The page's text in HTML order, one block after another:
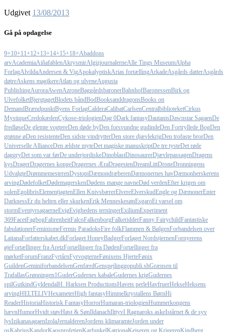
Udgivet 13/08/2013
Gå på opdagelse
9+10+11+12+13+14+15+18+Abaddons
arvAcademiaAiñafablenAkrysmirAlgizjournalerneAlle Tings MuseumAlpha
ForlagAlvildaAndersen & VigApokalyptiskArias fortællingArkadeAsgårds datterAsgårds
døtreAskens magikereAtlan og ulveneAugusta
PublishingAuroraAwenAzroneBaggårdsbaronerBahnhofBaronessenBirk og
UlvefolketBjergtagetBlodets båndBodBooksanddragonsBooks on
DemandBrændpunktByens ForlagCalderaCalibatCarlsenCentralbiblioteketCirkus
MystiqueCredokædenCykose-triologienDag 0Dark fantasyDautanisDawnstar SagaenDe
fredløseDe glemte vogtereDen døde byDen forsvundne gudindeDen Fortryllede BogDen
grønne øDen resistenteDen sidste vindrytterDen store djævlekrigDen trofaste brorDen
Universelle AllianceDen ældste myteDet magiske manuskriptDe tre tysteDet røde
daggryDet som var førDe underjordiskeDinoblastDinosaurerDjævlepassagenDragens
kysDragerDragernes kongeDragernes ÆraDragestenDreamLittDroneDronningens
UdvalgteDrømmemesterenDystopiDæmondræberenDæmonernes havDæmonherskerens
arvingDødefolketDødemagerskenDødens mange navneDød verdenEfter krigen om
solenEgolibrisElementjagtenEllen KnivsbærerElvereElverskudEngle og DæmonerEnter
DarknessEr du helten eller skurkenErik MenneskesønEsgaroEt varsel om
stormEventyrsagaerneEvigEvighedens terningerExiliumExperiment
369FacetFagbogFahrenheitFalcoFalkenborgFalkeridderFanny FairychildFantastiske
fabulationerFeminismeFermis ParadoksFire folkFlammen & BølgenForbandelsen over
LaitanaForfatterskabet.dkForlaget HoneyBadgerForlaget NordstjernenFornyerens
øjeFortællinger fra AretzFortællinger fra DødenFortællinger fra
mørketForumFranzFyrtårnFyrvogterneFønixens HjerteFønix
GuildenGeminiforbandelsenGenfærdGenspejlinggopubli.shGrænsen til
TrafallasGrønningen1GuderGudernes kabaleGudernes krigGudernes
spilGutkindGyldendalH. Harksen ProductionsHavets perleHavfruerHekseHeksens
arvingHELTELIVHexameterHigh fantasyHimmelkrystallens BørnHi
ReaderHistoriaHistorisk FantasyHorrorHumaran-triologienHummerkongens
hævnHumorHvidt støvHøst & SønIldanachIlttyvI Ragnaroks askeIstårnet & de syv
lysIzikanasagaenIzolaJernalderenJordens klimaramteJorden under